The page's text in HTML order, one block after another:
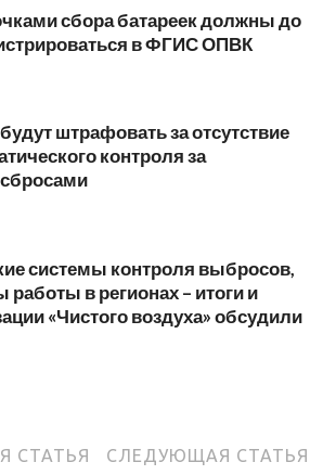
сбора батареек должны до
в ФГИС ОПВК
штрафовать за отсутствие
контроля за
системы контроля выбросов,
работы в регионах – итоги и
«Чистого воздуха» обсудили
СТАТЬЯ СЛЕДУЮЩАЯ СТАТЬЯ